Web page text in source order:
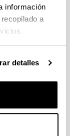
información
a
detalles
en el
el ámbito